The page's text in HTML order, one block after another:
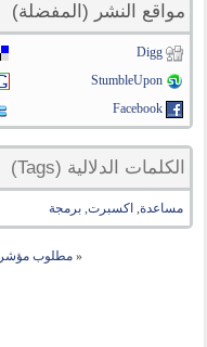
مواقع النشر (المفضلة)
Digg
StumbleUpon
Facebook
الكلمات الدلالية (Tags)
مساعدة, اكسبرت,برمجة
« مطلوب مؤشر harmony 9